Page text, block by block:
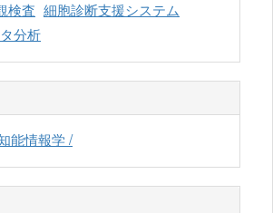
検査 細胞診断支援システム
分析
能情報学 /